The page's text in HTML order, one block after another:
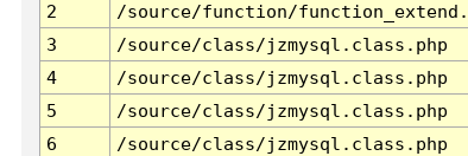
2
/source/function/
3
/source/class/jzmysql.class.php
4
/source/class/jzmysql.class.php
5
/source/class/jzmysql.class.php
6
/source/class/jzmysql.class.php